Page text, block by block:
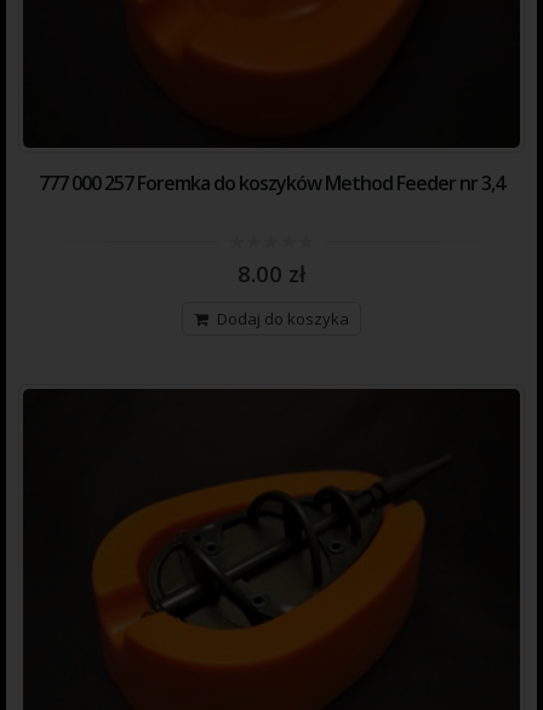
777 000 257 Foremka do koszyków Method Feeder nr 3,4
out
5
8.00 zł
Dodaj do koszyka